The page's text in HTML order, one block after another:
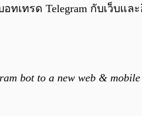
ทเทรด Telegram กับเว็บแล
bot to a new web &